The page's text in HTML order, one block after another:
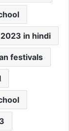
in hindi
festivals